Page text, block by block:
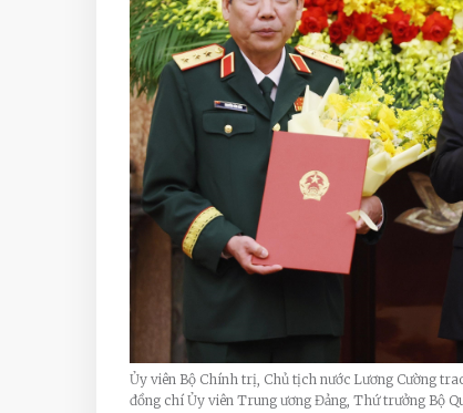
Ủy viên Bộ Chính trị, Chủ tịch nước Lương Cường
đồng chí Ủy viên Trung ương Đảng, Thứ trưởng Bộ